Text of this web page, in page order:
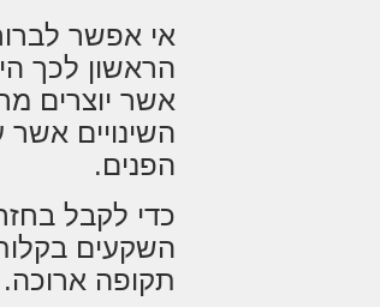
אי אפשר
הראשון לכך
אשר יוצרים
השינויים
הפנים.
כדי לקבל
השקעים
תקופה ארוכה.